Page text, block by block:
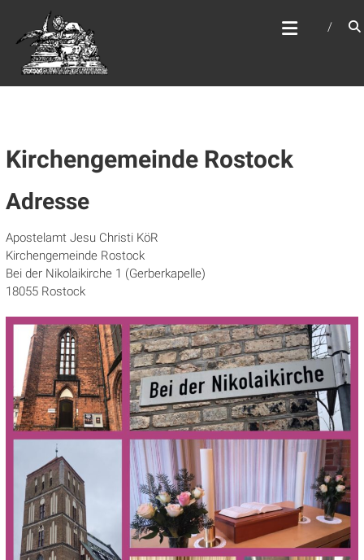
springen
WEBSITE DES
APOSTELAMTES JESU
CHRISTI KÖR
Kirchengemeinde Rostock
Adresse
Apostelamt Jesu Christi KöR
Kirchengemeinde Rostock
Bei der Nikolaikirche 1 (Gerberkapelle)
18055 Rostock